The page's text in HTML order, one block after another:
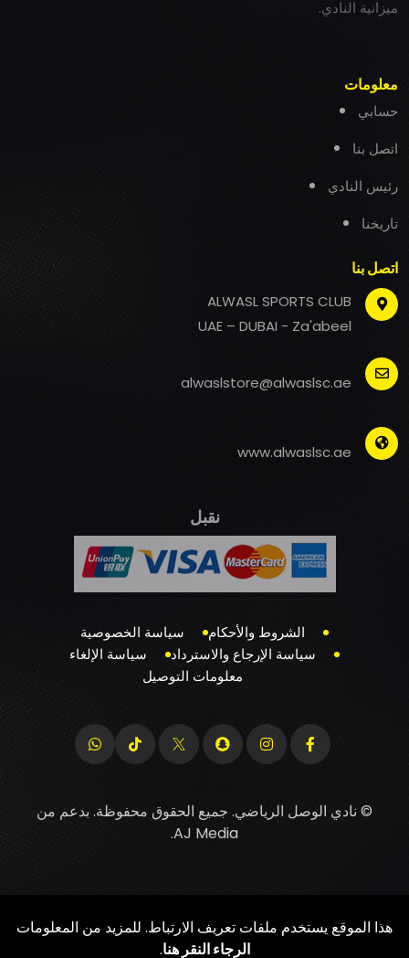
ميزانية النادي.
معلومات
حسابي
اتصل بنا
رئيس النادي
تاريخنا
اتصل بنا
ALWASL SPORTS CLUB
UAE – DUBAI - Za'abeel
alwaslstore@alwaslsc.ae
www.alwaslsc.ae
نقبل
الشروط والأحكام
سياسة الخصوصية
سياسة الإرجاع والاسترداد
سياسة الإلغاء
معلومات التوصيل
© نادي الوصل الرياضي. جميع الحقوق محفوظة. بدعم من
AJ Media
.
هذا الموقع يستخدم ملفات تعريف الارتباط. للمزيد من المعلومات
الرجاء النقر هنا.